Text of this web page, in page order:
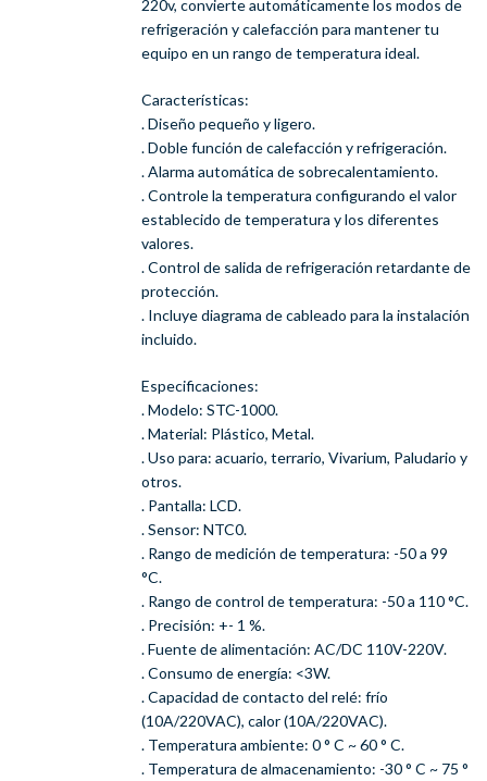
220v, convierte automáticamente los modos de
refrigeración y calefacción para mantener tu
equipo en un rango de temperatura ideal.
Características:
. Diseño pequeño y ligero.
. Doble función de calefacción y refrigeración.
. Alarma automática de sobrecalentamiento.
. Controle la temperatura configurando el valor
establecido de temperatura y los diferentes
valores.
. Control de salida de refrigeración retardante de
protección.
. Incluye diagrama de cableado para la instalación
incluido.
Especificaciones:
. Modelo: STC-1000.
. Material: Plástico, Metal.
. Uso para: acuario, terrario, Vivarium, Paludario y
otros.
. Pantalla: LCD.
. Sensor: NTC0.
. Rango de medición de temperatura: -50 a 99
°C.
. Rango de control de temperatura: -50 a 110 °C.
. Precisión: +- 1 %.
. Fuente de alimentación: AC/DC 110V-220V.
. Consumo de energía: <3W.
. Capacidad de contacto del relé: frío
(10A/220VAC), calor (10A/220VAC).
. Temperatura ambiente: 0 ° C ~ 60 ° C.
. Temperatura de almacenamiento: -30 ° C ~ 75 °